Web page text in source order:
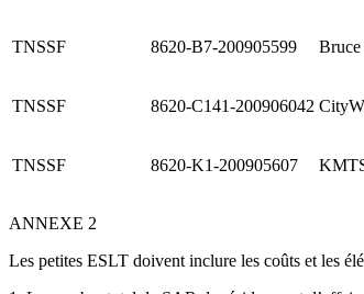
TNSSF 8620-B7-200905599 Bruce
TNSSF 8620-C141-200906042
TNSSF 8620-K1-200905607
ANNEXE 2
Les petites ESLT doivent inclure les coûts et les